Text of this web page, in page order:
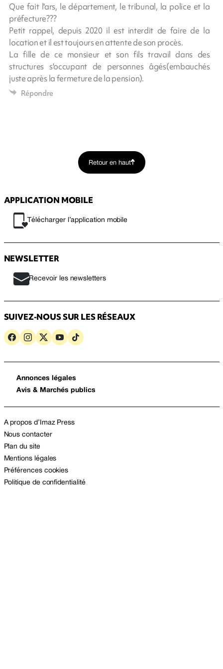
Que fait l'ars, le département, le tribunal, la police et la
préfecture???
Petit rappel, depuis 2020 il est interdit de faire de la
location et il est toujours en attente de son procès.
La fille de ce monsieur et son fils travail dans des
structures s'occupant de personnes âgés(embauchés
juste après la fermeture de la pension).
Répondre
Retour en haut
APPLICATION MOBILE
Télécharger l’application mobile
NEWSLETTER
Recevoir les newsletters
SUIVEZ-NOUS SUR LES RÉSEAUX
Annonces légales
Avis & Marchés publics
A propos d’Imaz Press
Nous contacter
Plan du site
Mentions légales
Préférences cookies
Politique de confidentialité